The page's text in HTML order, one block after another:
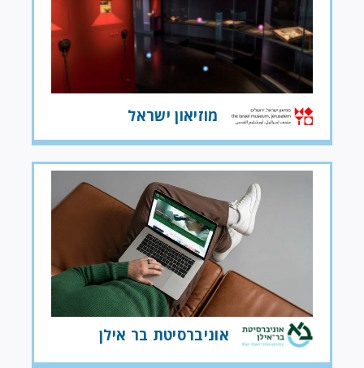
מוזיאון ישראל
אוניברסיטת בר אילן